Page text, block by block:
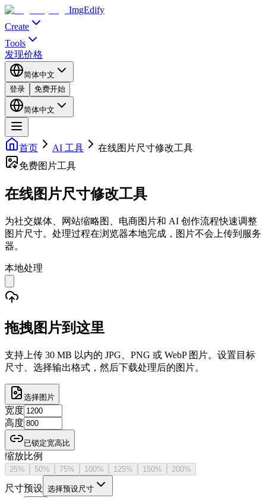
ImgEdify
Create
Tools
发现价格
简体中文
登录
免费开始
简体中文
首页 AI 工具
在线图片尺寸修改工具
免费图片工具
在线图片尺寸修改工具
为社交媒体、网站缩略图、电商图片和 AI 创作流程快速调整
图片尺寸。处理过程在浏览器本地完成，图片不会上传到服务
器。
本地处理
拖拽图片到这里
支持上传 30 MB 以内的 JPG、PNG 或 WebP 图片。设置目标
尺寸、选择输出格式，然后下载处理后的图片。
选择图片
宽度
高度
已锁定宽高比
缩放比例
25% 50% 75% 100% 125% 150% 200%
尺寸预设 选择预设尺寸